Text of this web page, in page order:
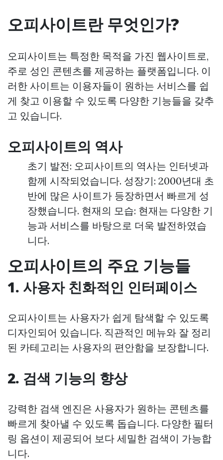
오피사이트란 무엇인가?
오피사이트는 특정한 목적을 가진 웹사이트로,
주로 성인 콘텐츠를 제공하는 플랫폼입니다. 이
러한 사이트는 이용자들이 원하는 서비스를 쉽
게 찾고 이용할 수 있도록 다양한 기능들을 갖추
고 있습니다.
오피사이트의 역사
초기 발전: 오피사이트의 역사는 인터넷과
함께 시작되었습니다. 성장기: 2000년대 초
반에 많은 사이트가 등장하면서 빠르게 성
장했습니다. 현재의 모습: 현재는 다양한 기
능과 서비스를 바탕으로 더욱 발전하였습
니다.
오피사이트의 주요 기능들
1. 사용자 친화적인 인터페이스
오피사이트는 사용자가 쉽게 탐색할 수 있도록
디자인되어 있습니다. 직관적인 메뉴와 잘 정리
된 카테고리는 사용자의 편안함을 보장합니다.
2. 검색 기능의 향상
강력한 검색 엔진은 사용자가 원하는 콘텐츠를
빠르게 찾아낼 수 있도록 돕습니다. 다양한 필터
링 옵션이 제공되어 보다 세밀한 검색이 가능합
니다.